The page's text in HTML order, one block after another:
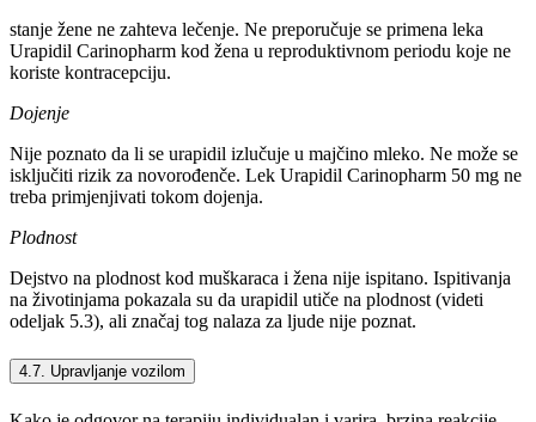
stanje žene ne zahteva lečenje. Ne preporučuje se primena leka
Urapidil Carinopharm kod žena u reproduktivnom periodu koje ne
koriste kontracepciju.
Dojenje
Nije poznato da li se urapidil izlučuje u majčino mleko. Ne može se
isključiti rizik za novorođenče. Lek Urapidil Carinopharm 50 mg ne
treba primjenjivati tokom dojenja.
Plodnost
Dejstvo na plodnost kod muškaraca i žena nije ispitano. Ispitivanja
na životinjama pokazala su da urapidil utiče na plodnost (videti
odeljak 5.3), ali značaj tog nalaza za ljude nije poznat.
4.7. Upravljanje vozilom